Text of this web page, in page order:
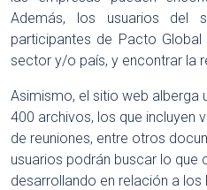
Además, los usuarios del
participantes de Pacto
sector y/o país, y encontrar la
Asimismo, el sitio web alberga
400 archivos, los que incluyen
de reuniones, entre otros
usuarios podrán buscar lo que
desarrollando en relación a